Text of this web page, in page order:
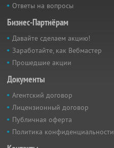
Ответы на вопросы
Бизнес-Партнёрам
Давайте сделаем акцию!
Заработайте, как Вебмастер
Прошедшие акции
Документы
Агентский договор
Лицензионный договор
Публичная оферта
Политика конфиденциальности